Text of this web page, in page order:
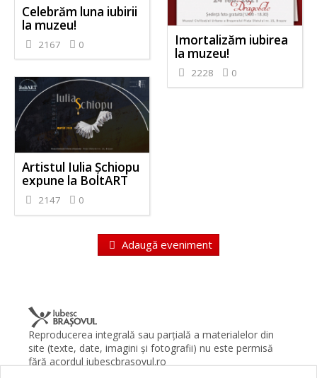
Celebrăm luna iubirii
la muzeu!
2167 0
Imortalizăm iubirea
la muzeu!
2228 0
Artistul Iulia Șchiopu
expune la BoltART
2147 0
Adaugă eveniment
Reproducerea integrală sau parţială a materialelor din
site (texte, date, imagini şi fotografii) nu este permisă
fără acordul iubescbrasovul.ro